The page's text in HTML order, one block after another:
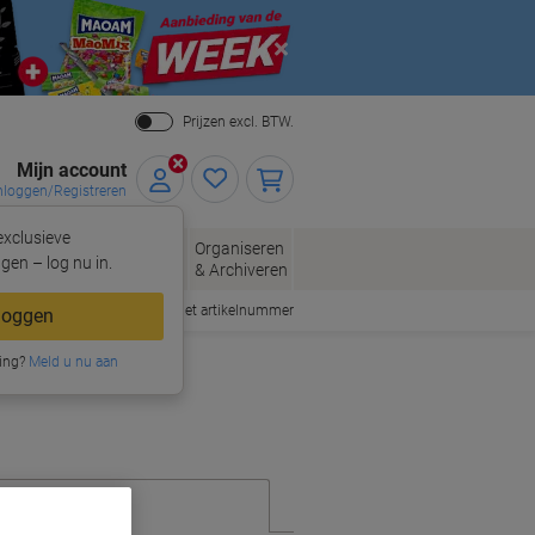
Close
Prijzen excl. BTW.
Mijn account
Registreren
– log nu in.
Meld u nu aan
Kantoorartikelen
Organiseren
& Archiveren
Snel bestellen met artikelnummer